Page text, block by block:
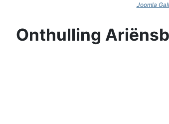
Joomla
Onthulling